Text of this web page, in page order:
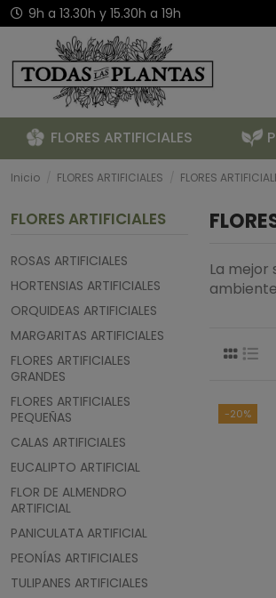
9h a 13.30h y 15.30h a 19h
FLORES ARTIFICIALES
Inicio FLORES ARTIFICIALES FLORES
La
-20%
FLORES ARTIFICIALES
ROSAS ARTIFICIALES
HORTENSIAS ARTIFICIALES
ORQUIDEAS ARTIFICIALES
MARGARITAS ARTIFICIALES
FLORES ARTIFICIALES
GRANDES
FLORES ARTIFICIALES
PEQUEÑAS
CALAS ARTIFICIALES
EUCALIPTO ARTIFICIAL
FLOR DE ALMENDRO
ARTIFICIAL
PANICULATA ARTIFICIAL
PEONÍAS ARTIFICIALES
TULIPANES ARTIFICIALES